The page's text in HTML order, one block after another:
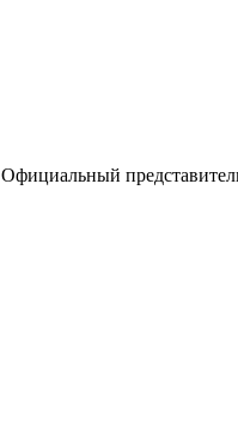
Официальный